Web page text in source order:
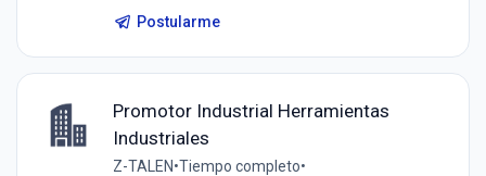
Postularme
Promotor Industrial Herramientas
Industriales
Z-TALEN•Tiempo completo•